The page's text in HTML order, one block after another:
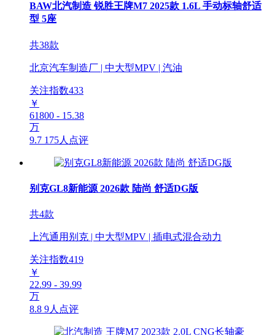
BAW北汽制造 锐胜王牌M7 2025款 1.6L 手动标轴舒适
型 5座
共38款
北京汽车制造厂 | 中大型MPV | 汽油
关注指数433
￥
61800 - 15.38
万
9.7 175人点评
别克GL8新能源 2026款 陆尚 舒适DG版
共4款
上汽通用别克 | 中大型MPV | 插电式混合动力
关注指数419
￥
22.99 - 39.99
万
8.8 9人点评